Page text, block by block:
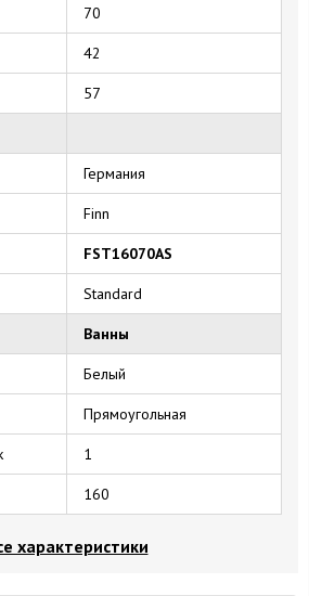
70
42
57
Германия
Finn
FST16070AS
Standard
Ванны
Белый
Прямоугольная
1
160
характеристики